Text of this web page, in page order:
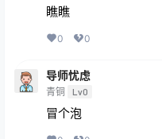
瞧瞧
0 0
导师忧虑
青铜 Lv0
冒个泡